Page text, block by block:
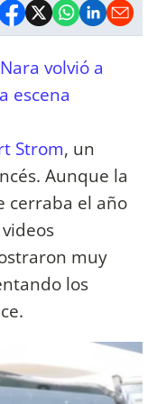
volvió a
escena
Strom, un
Aunque la
cerraba el año
muy
los